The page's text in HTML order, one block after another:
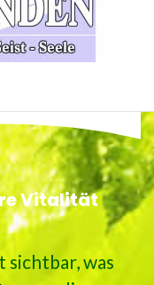
Vitalität
sichtbar, was